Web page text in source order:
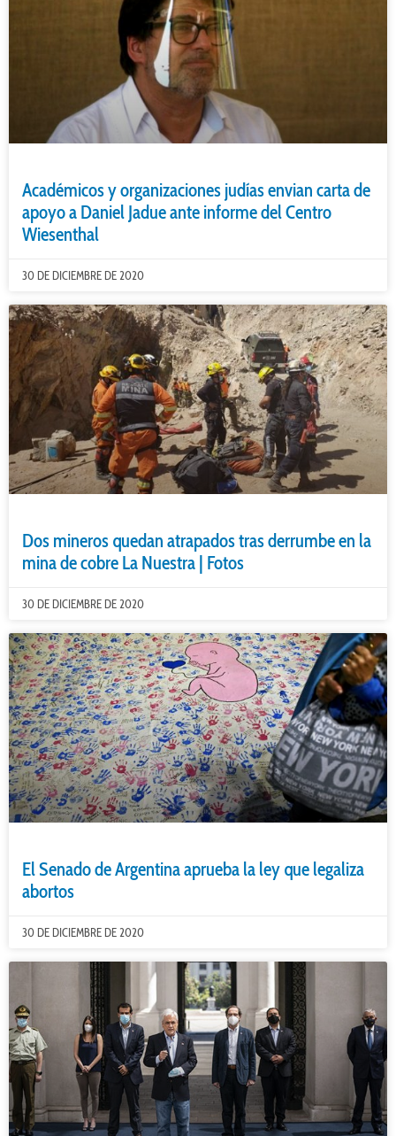
Académicos y organizaciones judías envian carta de
apoyo a Daniel Jadue ante informe del Centro
Wiesenthal
30 DE DICIEMBRE DE 2020
Dos mineros quedan atrapados tras derrumbe en la
mina de cobre La Nuestra | Fotos
30 DE DICIEMBRE DE 2020
El Senado de Argentina aprueba la ley que legaliza
abortos
30 DE DICIEMBRE DE 2020